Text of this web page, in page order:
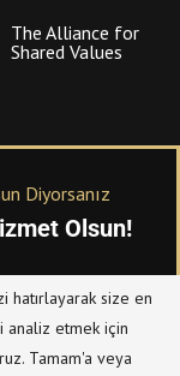
The Alliance for
Shared Values
Diyorsanız
Olsun!
sitemize bağışta
size en
analiz etmek için
Tamam'a veya